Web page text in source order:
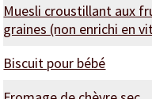
Muesli croustillant aux
graines (non enrichi en
Biscuit pour bébé